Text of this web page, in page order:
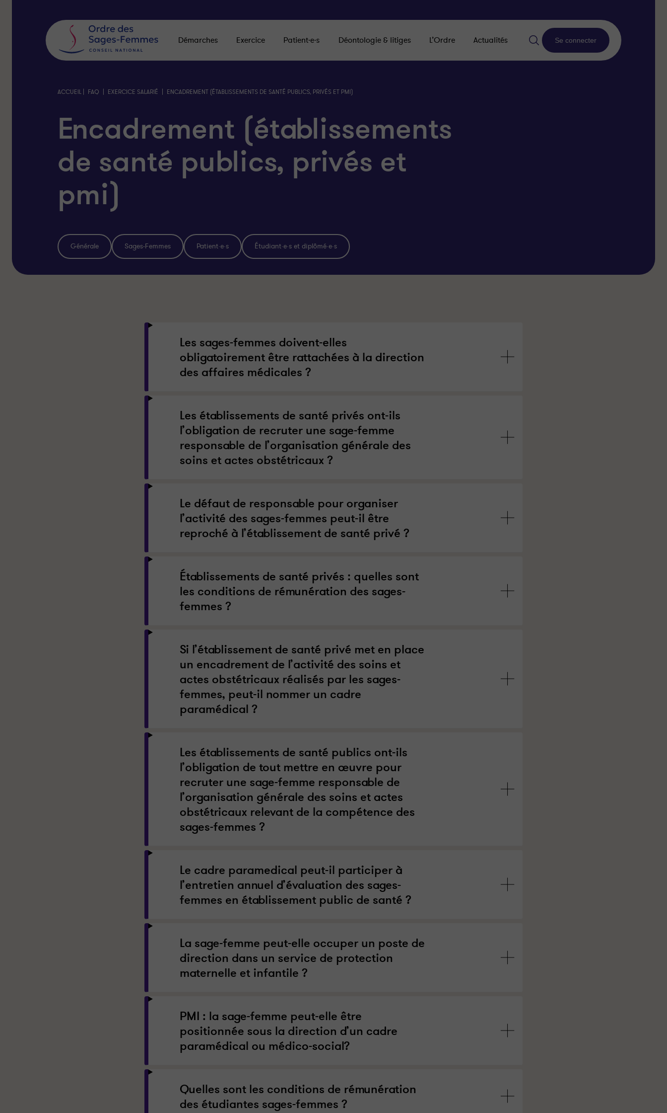
Démarches Exercice Patient·e·s Déontologie & litiges L’Ordre Actualités Se connecter
ACCUEIL | FAQ | EXERCICE SALARIÉ | ENCADREMENT (ÉTABLISSEMENTS DE SANTÉ PUBLICS, PRIVÉS ET PMI)
Encadrement (établissements
de santé publics, privés et
pmi)
Générale Sages-Femmes Patient·e·s Étudiant·e·s et diplômé·e·s
Les sages-femmes doivent-elles
obligatoirement être rattachées à la direction
des affaires médicales ?
Les établissements de santé privés ont-ils
l’obligation de recruter une sage-femme
responsable de l’organisation générale des
soins et actes obstétricaux ?
Le défaut de responsable pour organiser
l’activité des sages-femmes peut-il être
reproché à l’établissement de santé privé ?
Établissements de santé privés : quelles sont
les conditions de rémunération des sages-
femmes ?
Si l’établissement de santé privé met en place
un encadrement de l’activité des soins et
actes obstétricaux réalisés par les sages-
femmes, peut-il nommer un cadre
paramédical ?
Les établissements de santé publics ont-ils
l’obligation de tout mettre en œuvre pour
recruter une sage-femme responsable de
l’organisation générale des soins et actes
obstétricaux relevant de la compétence des
sages-femmes ?
Le cadre paramedical peut-il participer à
l’entretien annuel d’évaluation des sages-
femmes en établissement public de santé ?
La sage-femme peut-elle occuper un poste de
direction dans un service de protection
maternelle et infantile ?
PMI : la sage-femme peut-elle être
positionnée sous la direction d’un cadre
paramédical ou médico-social?
Quelles sont les conditions de rémunération
des étudiantes sages-femmes ?